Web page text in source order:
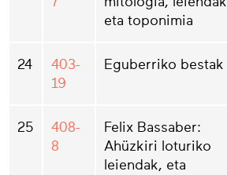
eta toponimia
24
403-
19
Eguberriko bestak
25
408-
8
Felix Bassaber:
Ahüzkiri loturiko
leiendak, eta